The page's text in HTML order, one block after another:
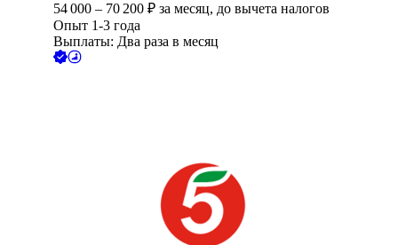
54 000 – 70 200 ₽ за месяц, до вычета налогов
Опыт 1-3 года
Выплаты: Два раза в месяц